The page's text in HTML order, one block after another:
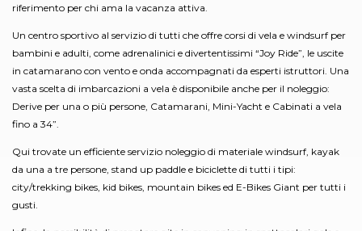
riferimento per chi ama la vacanza attiva.
Un centro sportivo al servizio di tutti che offre corsi di vela e windsurf per
bambini e adulti, come adrenalinici e divertentissimi “Joy Ride”, le uscite
in catamarano con vento e onda accompagnati da esperti istruttori. Una
vasta scelta di imbarcazioni a vela è disponibile anche per il noleggio:
Derive per una o più persone, Catamarani, Mini-Yacht e Cabinati a vela
fino a 34”.
Qui trovate un efficiente servizio noleggio di materiale windsurf, kayak
da una a tre persone, stand up paddle e biciclette di tutti i tipi:
city/trekking bikes, kid bikes, mountain bikes ed E-Bikes Giant per tutti i
gusti.